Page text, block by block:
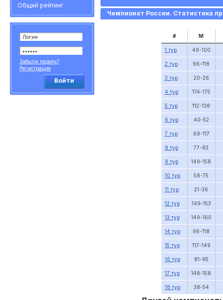
Общий рейтинг
Забыли пароль?
Регистрация
Войти
Чемпионат России. Статистика
# М
1 тур 49-100
2 тур 96-118
3 тур 20-26
4 тур 174-175
5 тур 112-138
6 тур 40-52
7 тур 69-117
8 тур 77-83
9 тур 149-158
10 тур 58-75
11 тур 21-36
12 тур 149-153
13 тур 149-160
14 тур 96-118
15 тур 117-149
16 тур 81-95
17 тур 148-158
18 тур 38-54